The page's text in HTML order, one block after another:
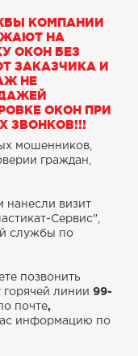
КОМПАНИИ
НА
ОКОН БЕЗ
ЗАКАЗЧИКА И
НЕ
ОКОН ПРИ
ЗВОНКОВ!!!
мошенников,
граждан,
нанесли визит
Сервис",
службы по
позвонить
линии 99-
почте,
информацию по